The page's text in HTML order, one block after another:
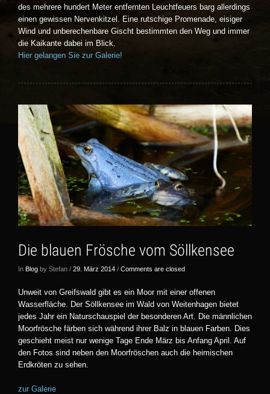
des mehrere hundert Meter entfernten Leuchtfeuers barg allerdings
einen gewissen Nervenkitzel. Eine rutschige Promenade, eisiger
Wind und unberechenbare Gischt bestimmten den Weg und immer
die Kaikante dabei im Blick.
Hier gelangen Sie zur Galerie!
Die blauen Frösche vom Söllkensee
In Blog by Stefan / 29. März 2014 / Comments are closed
Unweit von Greifswald gibt es ein Moor mit einer offenen
Wasserfläche. Der Söllkensee im Wald von Weitenhagen bietet
jedes Jahr ein Naturschauspiel der besonderen Art. Die männlichen
Moorfrösche färben sich während ihrer Balz in blauen Farben. Dies
geschieht meist nur wenige Tage Ende März bis Anfang April. Auf
den Fotos sind neben den Moorfröschen auch die heimischen
Erdkröten zu sehen.
zur Galerie